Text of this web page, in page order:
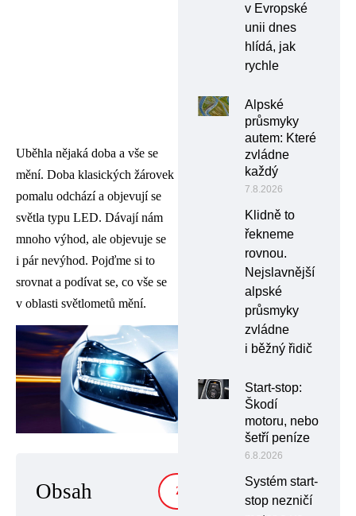
Uběhla nějaká doba a vše se
mění. Doba klasických žárovek
pomalu odchází a objevují se
světla typu LED. Dávají nám
mnoho výhod, ale objevuje se
i pár nevýhod. Pojďme si to
srovnat a podívat se, co vše se
v oblasti světlometů mění.
Obsah ZOBRAZIT
v Evropské
unii dnes
hlídá, jak
rychle
Alpské
průsmyky
autem: Které
zvládne
každý
7.8.2026
Klidně to
řekneme
rovnou.
Nejslavnější
alpské
průsmyky
zvládne
i běžný řidič
Start-stop:
Škodí
motoru, nebo
šetří peníze
6.8.2026
Systém start-
stop nezničí